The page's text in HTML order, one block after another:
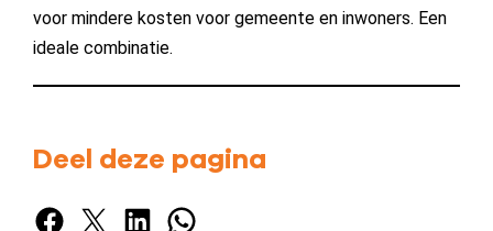
voor mindere kosten voor gemeente en inwoners. Een
ideale combinatie.
Deel deze pagina
Facebook X LinkedIn WhatsApp